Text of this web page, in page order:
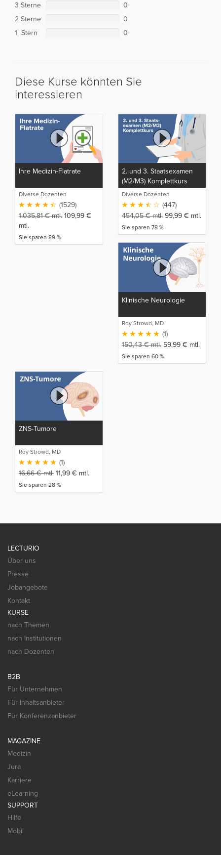
3 Sterne
0
2 Sterne
0
1 Stern
0
Diese Kurse könnten Sie
interessieren
Ihre Medizin-Flatrate
Diverse Dozenten
(1529)
1.035,81€mtl. 109,99 €
mtl.
Sie sparen 89 %
2. und 3. Staatsexamen
(M2/M3) Komplettkurs
Diverse Dozenten
(447)
454,05€mtl. 99,99 € mtl.
Sie sparen 78 %
Klinische Neurologie
Roy Strowd, MD
(1)
150,43€mtl. 59,99 € mtl.
Sie sparen 60 %
ZNS-Tumore
Roy Strowd, MD
(1)
16,66€mtl. 11,99 € mtl.
Sie sparen 28 %
LECTURIO
Über uns
Presse
Jobangebote
Kontakt
KURSE
nach Themen
nach Institutionen
nach Dozenten
B2B
Für Unternehmen
Für Inhaltsanbieter
Für Konferenzanbieter
MAGAZINE
Medizin
Jura
Karriere
eLearning
SUPPORT
Hilfe
Mobil